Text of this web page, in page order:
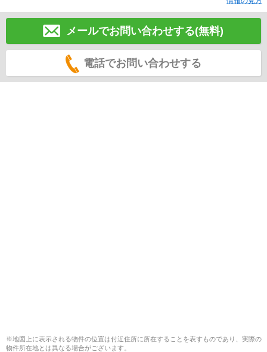
メールでお問い合わせする(無料)
電話でお問い合わせする
※地図上に表示される物件の位置は付近住所に所在することを表すものであり、実際の
物件所在地とは異なる場合がございます。